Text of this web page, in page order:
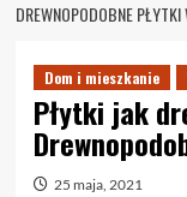
DREWNOPODOBNE
Dom i mieszkanie
Płytki jak
25 maja, 2021